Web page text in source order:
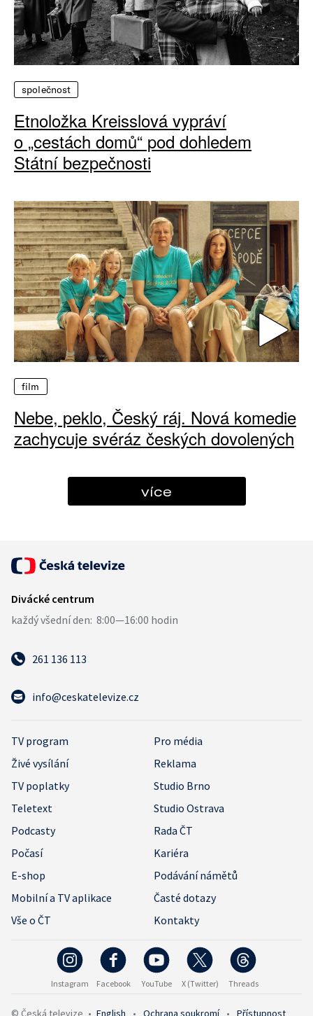
společnost
Etnoložka Kreisslová vypráví
o „cestách domů“ pod dohledem
Státní bezpečnosti
film
Nebe, peklo, Český ráj. Nová komedie
zachycuje svéráz českých dovolených
více
261 136 113
info@ceskatelevize.cz
TV program
Pro média
Živé vysílání
Reklama
TV poplatky
Studio Brno
Teletext
Studio Ostrava
Podcasty
Rada ČT
Počasí
Kariéra
E-shop
Podávání námětů
Mobilní a TV aplikace
Časté dotazy
Vše o ČT
Kontakty
Instagram Facebook YouTube X (Twitter) Threads